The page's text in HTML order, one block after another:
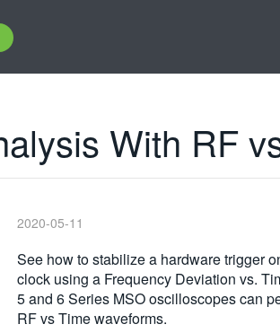
With RF
2020-05-11
See how to stabilize a hardware trigger
clock using a Frequency Deviation vs.
5 and 6 Series MSO oscilloscopes can
RF vs Time waveforms.